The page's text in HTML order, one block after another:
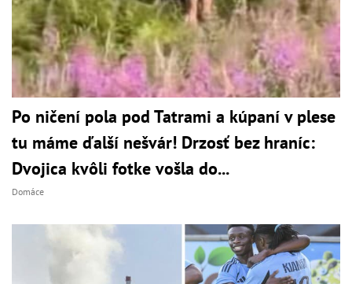
Po ničení pola pod Tatrami a kúpaní v plese
tu máme ďalší nešvár! Drzosť bez hraníc:
Dvojica kvôli fotke vošla do...
Domáce